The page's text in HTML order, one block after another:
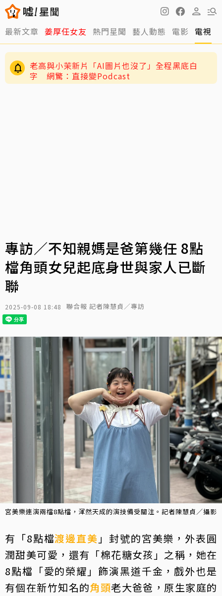
最新文章 姜厚任女友 熱門星聞 藝人動態 電影 電視
老高與小茉新片「AI圖片也沒了」全程黑底白
字 網驚：直接變Podcast
專訪／不知親媽是爸第幾任 8點
檔角頭女兒起底身世與家人已斷
聯
2025-09-08 18:48 聯合報 記者陳慧貞／專訪
宮美樂連演兩檔8點檔，渾然天成的演技備受關注。記者陳慧貞／攝影
有「8點檔渡邊直美 」封號的宮美樂，外表圓
潤甜美可愛，還有「棉花糖女孩」之稱，她在
8點檔「愛的榮耀」飾演黑道千金，戲外也是
有個在新竹知名的角頭老大爸爸，原生家庭的